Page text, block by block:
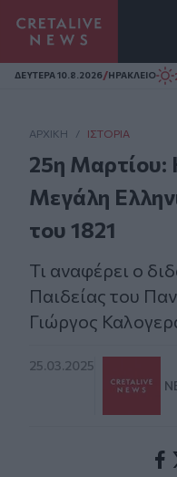
Homepage
ΔΕΥΤΕΡΑ 10.8.2026/ΗΡΑΚΛΕΙΟ
ΑΡΧΙΚΗ / ΙΣΤΟΡΊΑ
25η Μαρτίου:
Μεγάλη
του 1821
Τι αναφέρει ο
Παιδείας του
Γιώργος
25.03.2025